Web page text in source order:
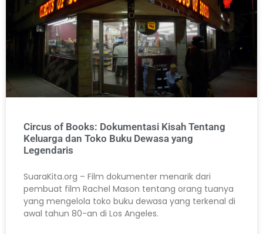
Circus of Books: Dokumentasi Kisah Tentang
Keluarga dan Toko Buku Dewasa yang
Legendaris
SuaraKita.org – Film dokumenter menarik dari
pembuat film Rachel Mason tentang orang tuanya
yang mengelola toko buku dewasa yang terkenal di
awal tahun 80-an di Los Angeles.